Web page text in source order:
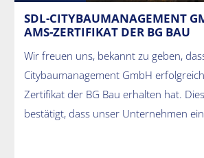
SDL-CITYBAUMANAGEMENT
AMS-ZERTIFIKAT DER BG BAU
Wir freuen uns, bekannt zu geben,
Citybaumanagement GmbH
Zertifikat der BG Bau erhalten hat.
bestätigt, dass unser Unternehmen